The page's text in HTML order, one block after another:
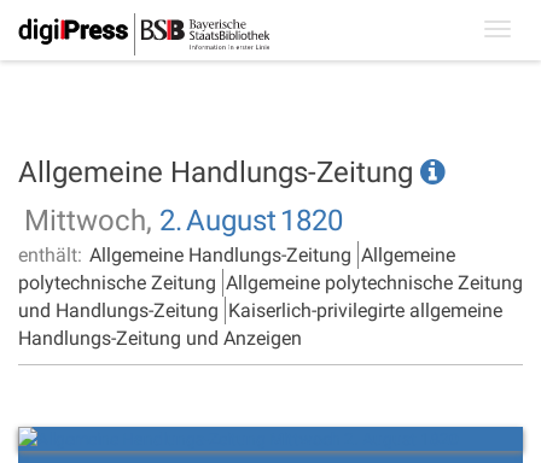
Allgemeine Handlungs-Zeitung
Mittwoch, 2.August 1820
enthält: Allgemeine Handlungs-Zeitung Allgemeine
polytechnische Zeitung Allgemeine polytechnische Zeitung
und Handlungs-Zeitung Kaiserlich-privilegirte allgemeine
Handlungs-Zeitung und Anzeigen